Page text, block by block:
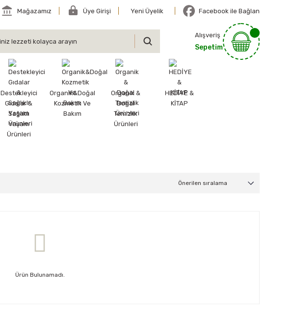
Mağazamız Üye Girişi Yeni Üyelik Facebook ile Bağlan
Alışveriş
Sepetim
Destekleyici
Gıdalar &
Sağlıklı
Yaşam
Ürünleri
Organik&Doğal
Kozmetik Ve
Bakım
Organik &
Doğal
Temizlik
Ürünleri
HEDİYE &
KİTAP
Ürün Bulunamadı.